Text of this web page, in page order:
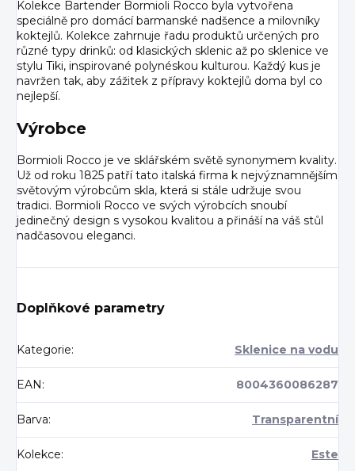
Kolekce Bartender Bormioli Rocco byla vytvořena
speciálně pro domácí barmanské nadšence a milovníky
koktejlů. Kolekce zahrnuje řadu produktů určených pro
různé typy drinků: od klasických sklenic až po sklenice ve
stylu Tiki, inspirované polynéskou kulturou. Každý kus je
navržen tak, aby zážitek z přípravy koktejlů doma byl co
nejlepší.
Výrobce
Bormioli Rocco je ve sklářském světě synonymem kvality.
Už od roku 1825 patří tato italská firma k nejvýznamnějším
světovým výrobcům skla, která si stále udržuje svou
tradici. Bormioli Rocco ve svých výrobcích snoubí
jedinečný design s vysokou kvalitou a přináší na váš stůl
nadčasovou eleganci.
Doplňkové parametry
Kategorie: Sklenice na vodu
EAN: 8004360086287
Barva: Transparentní
Kolekce: Este